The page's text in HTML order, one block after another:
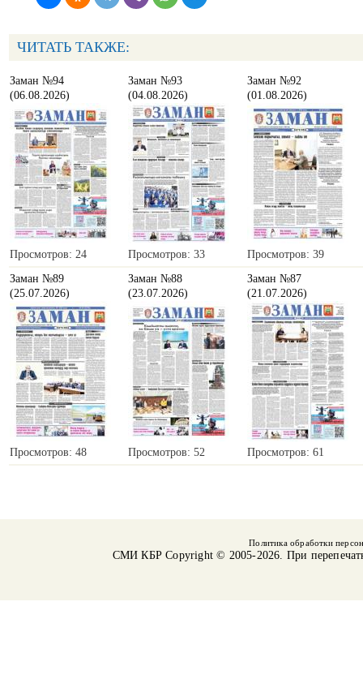
ЧИТАТЬ ТАКЖЕ:
Заман №94
(06.08.2026)
Просмотров: 24
Заман №93
(04.08.2026)
Просмотров: 33
Заман №92
(01.08.2026)
Просмотров: 39
Заман №89
(25.07.2026)
Просмотров: 48
Заман №88
(23.07.2026)
Просмотров: 52
Заман №87
(21.07.2026)
Просмотров: 61
Политика обработки
СМИ КБРCopyright © 2005-2026. При